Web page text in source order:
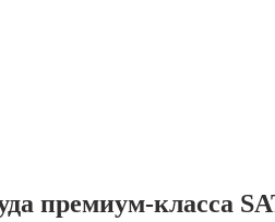
премиум-класса